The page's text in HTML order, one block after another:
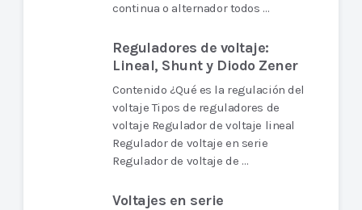
continua o alternador todos …
Reguladores de voltaje:
Lineal, Shunt y Diodo Zener
Contenido ¿Qué es la regulación del
voltaje Tipos de reguladores de
voltaje Regulador de voltaje lineal
Regulador de voltaje en serie
Regulador de voltaje de …
Voltajes en serie